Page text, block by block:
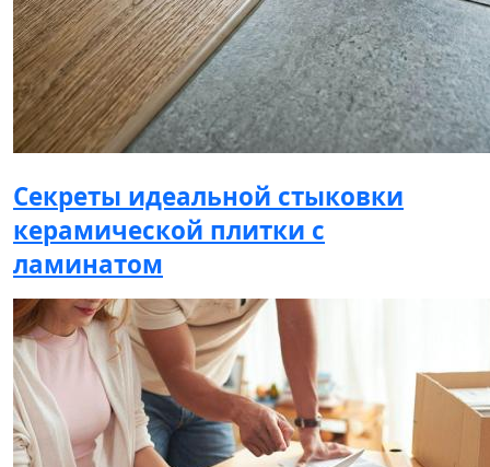
Секреты идеальной стыковки
керамической плитки с
ламинатом